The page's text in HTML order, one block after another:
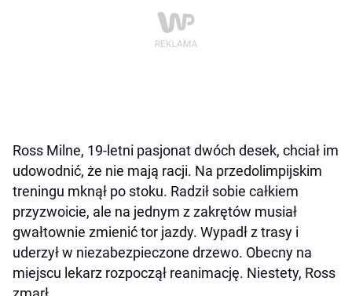
Ross Milne, 19-letni pasjonat dwóch desek, chciał im
udowodnić, że nie mają racji. Na przedolimpijskim
treningu mknął po stoku. Radził sobie całkiem
przyzwoicie, ale na jednym z zakrętów musiał
gwałtownie zmienić tor jazdy. Wypadł z trasy i
uderzył w niezabezpieczone drzewo. Obecny na
miejscu lekarz rozpoczął reanimację. Niestety, Ross